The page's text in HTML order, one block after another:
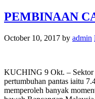
PEMBINAAN
October 10, 2017 by admin
KUCHING 9 Okt. – Sektor
pertumbuhan pantas iaitu
memperoleh banyak